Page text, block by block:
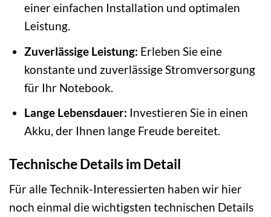
einer einfachen Installation und optimalen
Leistung.
Zuverlässige Leistung: Erleben Sie eine
konstante und zuverlässige Stromversorgung
für Ihr Notebook.
Lange Lebensdauer: Investieren Sie in einen
Akku, der Ihnen lange Freude bereitet.
Technische Details im Detail
Für alle Technik-Interessierten haben wir hier
noch einmal die wichtigsten technischen Details